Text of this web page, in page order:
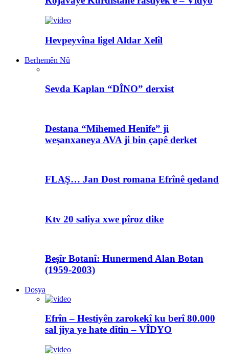
Hevpeyvîna ligel Aldar Xelîl
Berhemên Nû
Sevda Kaplan “DÎNO” derxist
Destana “Mihemed Henîfe” ji
weşanxaneya AVA ji bin çapê derket
FLAŞ… Jan Dost romana Efrînê qedand
Ktv 20 saliya xwe pîroz dike
Beşîr Botanî: Hunermend Alan Botan
(1959-2003)
Dosya
Efrîn – Hestiyên zarokekî ku berî 80.000
sal jiya ye hate dîtin – VÎDYO